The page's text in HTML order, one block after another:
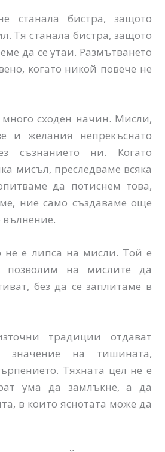
станала бистра, защото
Тя станала бистра, защото
да се утаи. Размътването
когато никой повече не
сходен начин. Мисли,
и желания непрекъснато
съзнанието ни. Когато
мисъл, преследваме всяка
да потиснем това,
ние само създаваме още
е липса на мисли. Той е
позволим на мислите да
без да се заплитаме в
традиции отдават
значение на тишината,
Тяхната цел не е
ума да замлъкне, а да
в които яснотата може да